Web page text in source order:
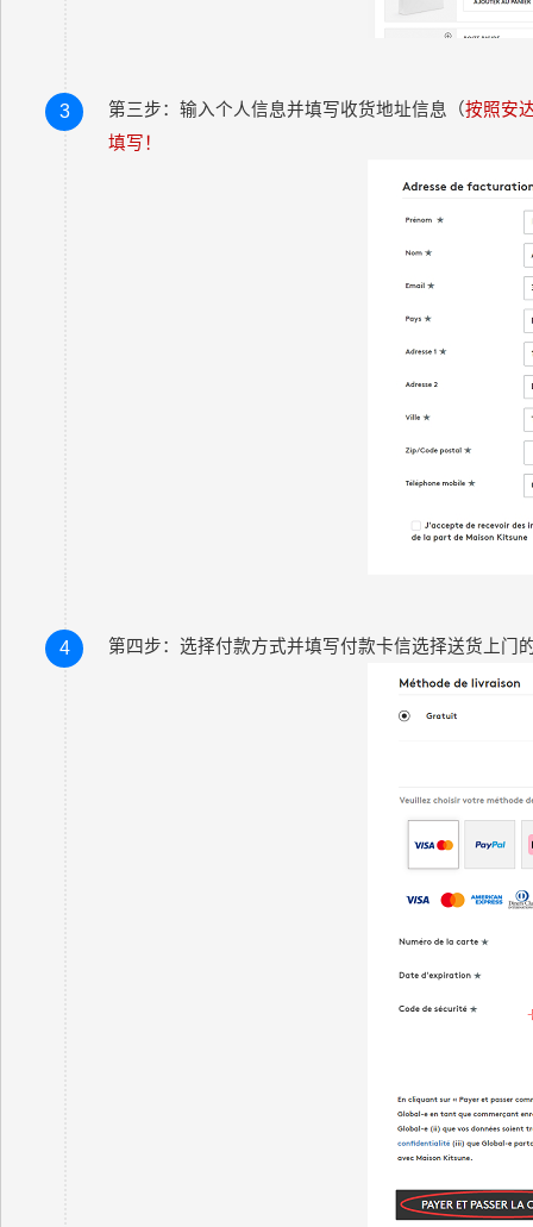
3 第三步：输入个人信息并填写收货地址信息（按照安
填写！
4 第四步：选择付款方式并填写付款卡信选择送货上门